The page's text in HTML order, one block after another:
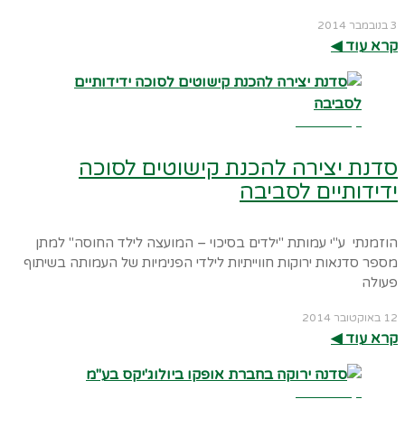
3 בנובמבר 2014
קרא עוד ◀︎
סדנת יצירה להכנת קישוטים לסוכה
ידידותיים לסביבה
הוזמנתי ע"י עמותת "ילדים בסיכוי – המועצה לילד החוסה" למתן
מספר סדנאות ירוקות חווייתיות לילדי הפנימיות של העמותה בשיתוף
פעולה
12 באוקטובר 2014
קרא עוד ◀︎